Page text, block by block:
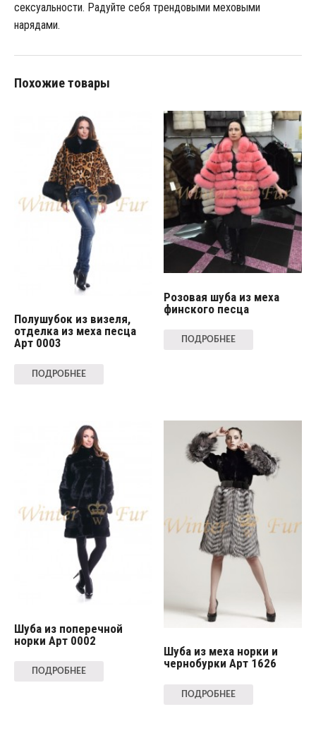
сексуальности. Радуйте себя трендовыми меховыми
нарядами.
Похожие товары
Полушубок из визеля,
отделка из меха песца
Арт 0003
ПОДРОБНЕЕ
Розовая шуба из меха
финского песца
ПОДРОБНЕЕ
Шуба из поперечной
норки Арт 0002
ПОДРОБНЕЕ
Шуба из меха норки и
чернобурки Арт 1626
ПОДРОБНЕЕ